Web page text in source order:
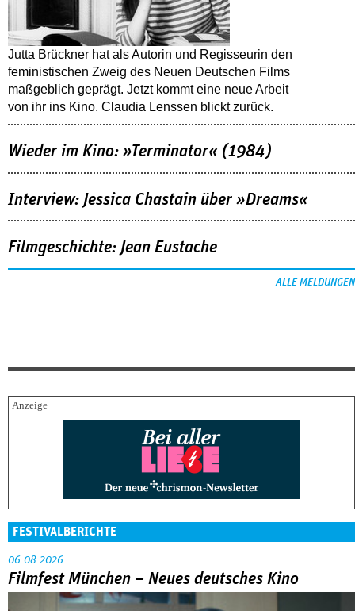
Jutta Brückner hat als Autorin und Regisseurin den
feministischen Zweig des Neuen Deutschen Films
maßgeblich geprägt. Jetzt kommt eine neue Arbeit
von ihr ins Kino. Claudia Lenssen blickt zurück.
Wieder im Kino: »Terminator« (1984)
Interview: Jessica Chastain über »Dreams«
Filmgeschichte: Jean Eustache
ALLE MELDUNGEN
FESTIVALBERICHTE
06.08.2026
Filmfest München – Neues deutsches Kino